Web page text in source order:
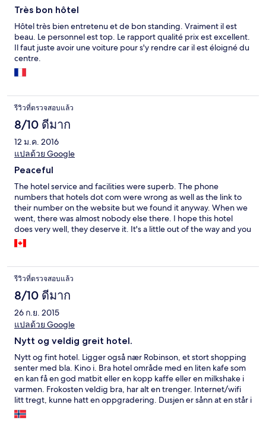
Très bon hôtel
Hôtel très bien entretenu et de bon standing. Vraiment il est
beau. Le personnel est top. Le rapport qualité prix est excellent.
Il faut juste avoir une voiture pour s'y rendre car il est éloigné du
centre.
รีวิวที่ตรวจสอบแล้ว
8/10 ดีมาก
12 ม.ค. 2016
แปลด้วย Google
Peaceful
The hotel service and facilities were superb. The phone
numbers that hotels dot com were wrong as well as the link to
their number on the website but we found it anyway. When we
went, there was almost nobody else there. I hope this hotel
does very well, they deserve it. It's a little out of the way and you
need a cab or tuk tuk to get around. I think the hotel would be
better if they offered an area shuttle. I would definitely
รีวิวที่ตรวจสอบแล้ว
8/10 ดีมาก
26 ก.ย. 2015
แปลด้วย Google
Nytt og veldig greit hotel.
Nytt og fint hotel. Ligger også nær Robinson, et stort shopping
senter med bla. Kino i. Bra hotel område med en liten kafe som
en kan få en god matbit eller en kopp kaffe eller en milkshake i
varmen. Frokosten veldig bra, har alt en trenger. Internet/wifi
litt tregt, kunne hatt en oppgradering. Dusjen er sånn at en står i
badekaret og dusjer. Hadde vært bra om en fjærnet badekaret
og lagde til en ordentlig/vanlig dusj. Men alt i alt, et veldig bra